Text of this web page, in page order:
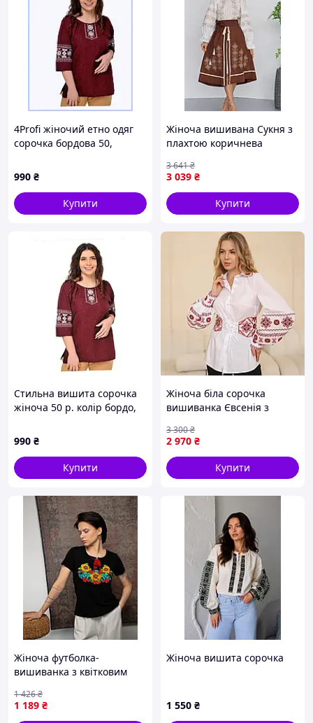
4Profi жіночий етно одяг
сорочка бордова 50,
990 ₴
Купити
Жіноча вишивана Сукня з
плахтою коричнева
3 039 ₴
3 641₴
Купити
Стильна вишита сорочка
жіноча 50 р. колір бордо,
990 ₴
Купити
Жіноча біла сорочка
вишиванка Євсенія з
2 970 ₴
3 300₴
Купити
Жіноча футболка-
вишиванка з квітковим
бавовна L [n-9262]
1 189 ₴
1 426₴
Жіноча вишита сорочка
1 550 ₴